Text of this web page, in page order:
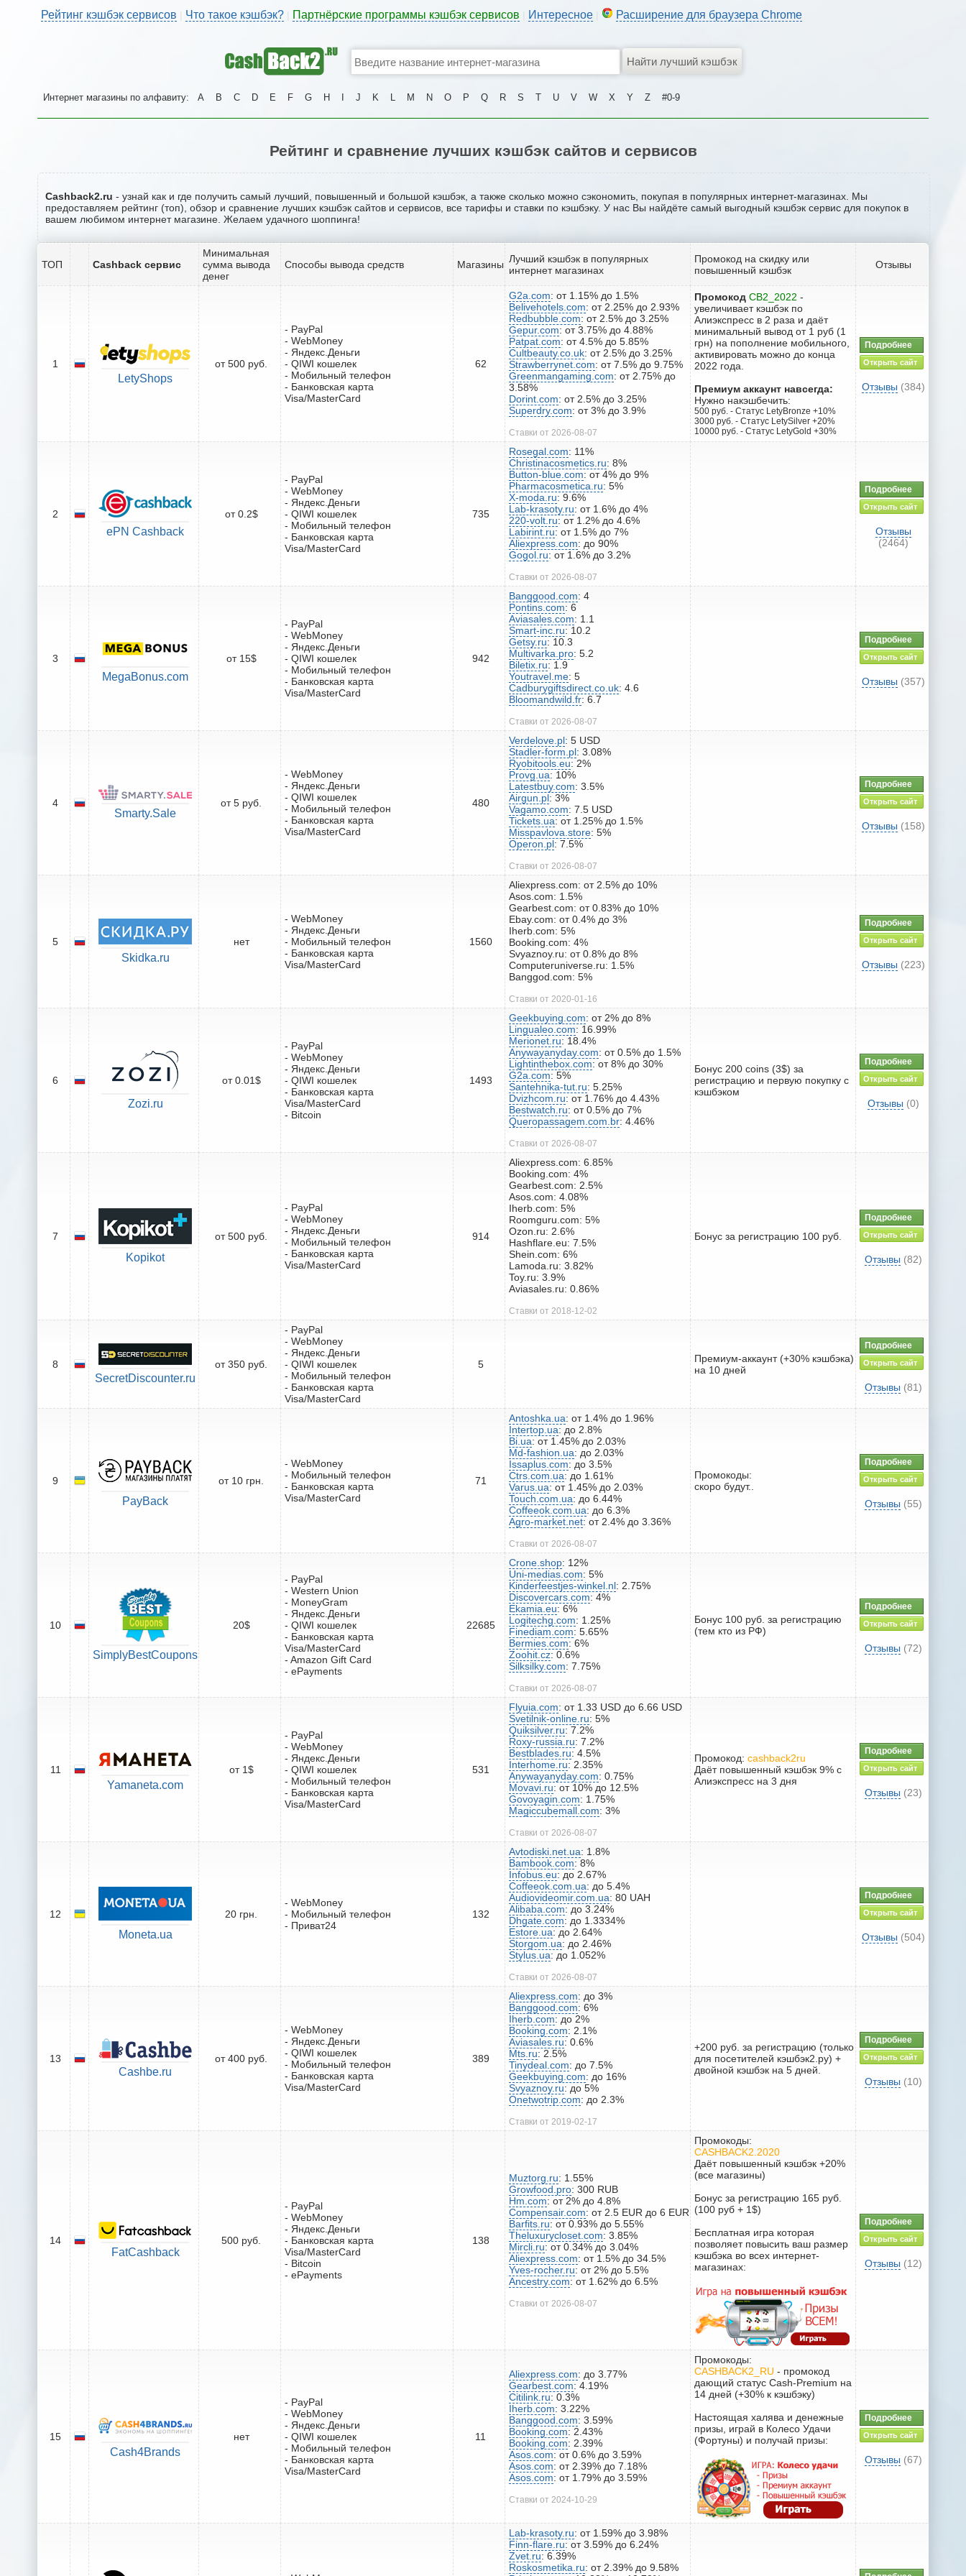
Рейтинг кэшбэк сервисов Что такое кэшбэк? Партнёрские программы кэшбэк сервисов Интересное Расширение для браузера Chrome
Интернет магазины по алфавиту: A B C D E F G H J K L M N O P Q R S T U V W X Y Z #0-9
Рейтинг и сравнение лучших кэшбэк сайтов и сервисов
Cashback2.ru - узнай как и где получить самый лучший, повышенный и большой кэшбэк, а также сколько можно сэкономить, покупая в популярных интернет-магазинах. Мы
предоставляем рейтинг (топ), обзор и сравнение лучших кэшбэк сайтов и сервисов, все тарифы и ставки по кэшбэку. У нас Вы найдёте самый выгодный кэшбэк сервис для покупок в
вашем любимом интернет магазине. Желаем удачного шоппинга!
ТОП Cashback сервис
Минимальная
сумма вывода
денег
Способы вывода средств Магазины Лучший кэшбэк в популярных
интернет магазинах
Промокод на скидку или
повышенный кэшбэк
Отзывы
1
LetyShops
от 500 руб.
- PayPal
- WebMoney
- Яндекс.Деньги
- QIWI кошелек
- Мобильный телефон
- Банковская карта
Visa/MasterCard
62
G2a.com: от 1.15% до 1.5%
Belivehotels.com: от 2.25% до 2.93%
Redbubble.com: от 2.5% до 3.25%
Gepur.com: от 3.75% до 4.88%
Patpat.com: от 4.5% до 5.85%
Cultbeauty.co.uk: от 2.5% до 3.25%
Strawberrynet.com: от 7.5% до 9.75%
Greenmangaming.com: от 2.75% до
3.58%
Dorint.com: от 2.5% до 3.25%
Superdry.com: от 3% до 3.9%
Ставки от 2026-08-07
Промокод CB2_2022 -
увеличивает кэшбэк по
Алиэкспресс в 2 раза и даёт
минимальный вывод от 1 руб (1
грн) на пополнение мобильного,
активировать можно до конца
2022 года.
Премиум аккаунт навсегда:
Нужно накэшбечить:
500 руб. - Статус LetyBronze +10%
3000 руб. - Статус LetySilver +20%
10000 руб. - Статус LetyGold +30%
Подробнее
Открыть сайт
Отзывы (384)
2
ePN Cashback
от 0.2$
- PayPal
- WebMoney
- Яндекс.Деньги
- QIWI кошелек
- Мобильный телефон
- Банковская карта
Visa/MasterCard
735
Rosegal.com: 11%
Christinacosmetics.ru: 8%
Button-blue.com: от 4% до 9%
Pharmacosmetica.ru: 5%
X-moda.ru: 9.6%
Lab-krasoty.ru: от 1.6% до 4%
220-volt.ru: от 1.2% до 4.6%
Labirint.ru: от 1.5% до 7%
Aliexpress.com: до 90%
Gogol.ru: от 1.6% до 3.2%
Ставки от 2026-08-07
Подробнее
Открыть сайт
Отзывы
(2464)
3
MegaBonus.com
от 15$
- PayPal
- WebMoney
- Яндекс.Деньги
- QIWI кошелек
- Мобильный телефон
- Банковская карта
Visa/MasterCard
942
Banggood.com: 4
Pontins.com: 6
Aviasales.com: 1.1
Smart-inc.ru: 10.2
Getsy.ru: 10.3
Multivarka.pro: 5.2
Biletix.ru: 1.9
Youtravel.me: 5
Cadburygiftsdirect.co.uk: 4.6
Bloomandwild.fr: 6.7
Ставки от 2026-08-07
Подробнее
Открыть сайт
Отзывы (357)
4
Smarty.Sale
от 5 руб.
- WebMoney
- Яндекс.Деньги
- QIWI кошелек
- Мобильный телефон
- Банковская карта
Visa/MasterCard
480
Verdelove.pl: 5 USD
Stadler-form.pl: 3.08%
Ryobitools.eu: 2%
Provg.ua: 10%
Latestbuy.com: 3.5%
Airgun.pl: 3%
Vagamo.com: 7.5 USD
Tickets.ua: от 1.25% до 1.5%
Misspavlova.store: 5%
Operon.pl: 7.5%
Ставки от 2026-08-07
Подробнее
Открыть сайт
Отзывы (158)
5
Skidka.ru
нет
- WebMoney
- Яндекс.Деньги
- Мобильный телефон
- Банковская карта
Visa/MasterCard
1560
Aliexpress.com: от 2.5% до 10%
Asos.com: 1.5%
Gearbest.com: от 0.83% до 10%
Ebay.com: от 0.4% до 3%
Iherb.com: 5%
Booking.com: 4%
Svyaznoy.ru: от 0.8% до 8%
Computeruniverse.ru: 1.5%
Banggod.com: 5%
Ставки от 2020-01-16
Подробнее
Открыть сайт
Отзывы (223)
6
Zozi.ru
от 0.01$
- PayPal
- WebMoney
- Яндекс.Деньги
- QIWI кошелек
- Банковская карта
Visa/MasterCard
- Bitcoin
1493
Geekbuying.com: от 2% до 8%
Lingualeo.com: 16.99%
Merionet.ru: 18.4%
Anywayanyday.com: от 0.5% до 1.5%
Lightinthebox.com: от 8% до 30%
G2a.com: 5%
Santehnika-tut.ru: 5.25%
Dvizhcom.ru: от 1.76% до 4.43%
Bestwatch.ru: от 0.5% до 7%
Queropassagem.com.br: 4.46%
Ставки от 2026-08-07
Бонус 200 coins (3$) за
регистрацию и первую покупку с
кэшбэком
Подробнее
Открыть сайт
Отзывы (0)
7
Kopikot
от 500 руб.
- PayPal
- WebMoney
- Яндекс.Деньги
- Мобильный телефон
- Банковская карта
Visa/MasterCard
914
Aliexpress.com: 6.85%
Booking.com: 4%
Gearbest.com: 2.5%
Asos.com: 4.08%
Iherb.com: 5%
Roomguru.com: 5%
Ozon.ru: 2.6%
Hashflare.eu: 7.5%
Shein.com: 6%
Lamoda.ru: 3.82%
Toy.ru: 3.9%
Aviasales.ru: 0.86%
Ставки от 2018-12-02
Бонус за регистрацию 100 руб.
Подробнее
Открыть сайт
Отзывы (82)
8
SecretDiscounter.ru
от 350 руб.
- PayPal
- WebMoney
- Яндекс.Деньги
- QIWI кошелек
- Мобильный телефон
- Банковская карта
Visa/MasterCard
5
Премиум-аккаунт (+30% кэшбэка)
на 10 дней
Подробнее
Открыть сайт
Отзывы (81)
9
PayBack
от 10 грн.
- WebMoney
- Мобильный телефон
- Банковская карта
Visa/MasterCard
71
Antoshka.ua: от 1.4% до 1.96%
Intertop.ua: до 2.8%
Bi.ua: от 1.45% до 2.03%
Md-fashion.ua: до 2.03%
Issaplus.com: до 3.5%
Ctrs.com.ua: до 1.61%
Varus.ua: от 1.45% до 2.03%
Touch.com.ua: до 6.44%
Coffeeok.com.ua: до 6.3%
Agro-market.net: от 2.4% до 3.36%
Ставки от 2026-08-07
Промокоды:
скоро будут..
Подробнее
Открыть сайт
Отзывы (55)
10
SimplyBestCoupons
20$
- PayPal
- Western Union
- MoneyGram
- Яндекс.Деньги
- QIWI кошелек
- Банковская карта
Visa/MasterCard
- Amazon Gift Card
- ePayments
22685
Crone.shop: 12%
Uni-medias.com: 5%
Kinderfeestjes-winkel.nl: 2.75%
Discovercars.com: 4%
Ekamia.eu: 6%
Logitechg.com: 1.25%
Finediam.com: 5.65%
Bermies.com: 6%
Zoohit.cz: 0.6%
Silksilky.com: 7.75%
Ставки от 2026-08-07
Бонус 100 руб. за регистрацию
(тем кто из РФ)
Подробнее
Открыть сайт
Отзывы (72)
11
Yamaneta.com
от 1$
- PayPal
- WebMoney
- Яндекс.Деньги
- QIWI кошелек
- Мобильный телефон
- Банковская карта
Visa/MasterCard
531
Flyuia.com: от 1.33 USD до 6.66 USD
Svetilnik-online.ru: 5%
Quiksilver.ru: 7.2%
Roxy-russia.ru: 7.2%
Bestblades.ru: 4.5%
Interhome.ru: 2.35%
Anywayanyday.com: 0.75%
Movavi.ru: от 10% до 12.5%
Govoyagin.com: 1.75%
Magiccubemall.com: 3%
Ставки от 2026-08-07
Промокод: cashback2ru
Даёт повышенный кэшбэк 9% с
Алиэкспресс на 3 дня
Подробнее
Открыть сайт
Отзывы (23)
12
Moneta.ua
20 грн.
- WebMoney
- Мобильный телефон
- Приват24
132
Avtodiski.net.ua: 1.8%
Bambook.com: 8%
Infobus.eu: до 2.67%
Coffeeok.com.ua: до 5.4%
Audiovideomir.com.ua: 80 UAH
Alibaba.com: до 3.24%
Dhgate.com: до 1.3334%
Estore.ua: до 2.64%
Storgom.ua: до 2.46%
Stylus.ua: до 1.052%
Ставки от 2026-08-07
Подробнее
Открыть сайт
Отзывы (504)
13
Cashbe.ru
от 400 руб.
- WebMoney
- Яндекс.Деньги
- QIWI кошелек
- Мобильный телефон
- Банковская карта
Visa/MasterCard
389
Aliexpress.com: до 3%
Banggood.com: 6%
Iherb.com: до 2%
Booking.com: 2.1%
Aviasales.ru: 0.6%
Mts.ru: 2.5%
Tinydeal.com: до 7.5%
Geekbuying.com: до 16%
Svyaznoy.ru: до 5%
Onetwotrip.com: до 2.3%
Ставки от 2019-02-17
+200 руб. за регистрацию (только
для посетителей кэшбэк2.ру) +
двойной кэшбэк на 5 дней.
Подробнее
Открыть сайт
Отзывы (10)
14
FatCashback
500 руб.
- PayPal
- WebMoney
- Яндекс.Деньги
- Банковская карта
Visa/MasterCard
- Bitcoin
- ePayments
138
Muztorg.ru: 1.55%
Growfood.pro: 300 RUB
Hm.com: от 2% до 4.8%
Compensair.com: от 2.5 EUR до 6 EUR
Barfits.ru: от 0.93% до 5.55%
Theluxurycloset.com: 3.85%
Mircli.ru: от 0.34% до 3.04%
Aliexpress.com: от 1.5% до 34.5%
Yves-rocher.ru: от 2% до 5.5%
Ancestry.com: от 1.62% до 6.5%
Ставки от 2026-08-07
Промокоды:
CASHBACK2.2020
Даёт повышенный кэшбэк +20%
(все магазины)
Бонус за регистрацию 165 руб.
(100 руб + 1$)
Бесплатная игра которая
позволяет повысить ваш размер
кэшбэка во всех интернет-
магазинах:
Подробнее
Открыть сайт
Отзывы (12)
15
Cash4Brands
нет
- PayPal
- WebMoney
- Яндекс.Деньги
- QIWI кошелек
- Мобильный телефон
- Банковская карта
Visa/MasterCard
11
Aliexpress.com: до 3.77%
Gearbest.com: 4.19%
Citilink.ru: 0.3%
Iherb.com: 3.22%
Banggood.com: 3.59%
Booking.com: 2.43%
Booking.com: 2.39%
Asos.com: от 0.6% до 3.59%
Asos.com: от 2.39% до 7.18%
Asos.com: от 1.79% до 3.59%
Ставки от 2024-10-29
Промокоды:
CASHBACK2_RU - промокод
дающий статус Cash-Premium на
14 дней (+30% к кэшбэку)
Настоящая халява и денежные
призы, играй в Колесо Удачи
(Фортуны) и получай призы:
Подробнее
Открыть сайт
Отзывы (67)
Lab-krasoty.ru: от 1.59% до 3.98%
Finn-flare.ru: от 3.59% до 6.24%
Zvet.ru: 6.39%
Roskosmetika.ru: от 2.39% до 9.58%